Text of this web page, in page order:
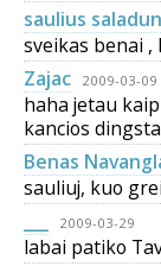
saulius
sveikas benai
Zajac
2009-03-09
haha jetau
kancios
Benas
sauliuj, kuo
2009-03-29
labai patiko